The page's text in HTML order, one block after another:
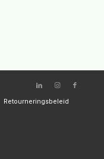
Retourneringsbeleid